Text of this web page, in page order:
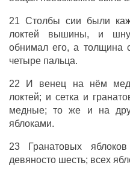
21 Столбы сии были
локтей вышины, и
обнимал его, а толщина
четыре пальца.
22 И венец на нём
локтей; и сетка и
медные; то же и на
яблоками.
23 Гранатовых
девяносто шесть; всех